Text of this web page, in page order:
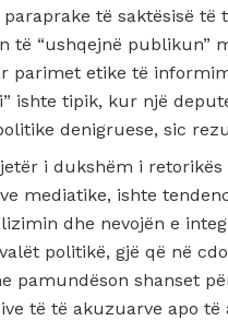
të saktësisë të
të “ushqejnë publikun”
parimet etike të
ishte tipik, kur një
denigruese, sic
i dukshëm i
mediatike, ishte
dhe nevojën e
politikë, gjë që në
pamundëson shanset
të të akuzuarve apo të